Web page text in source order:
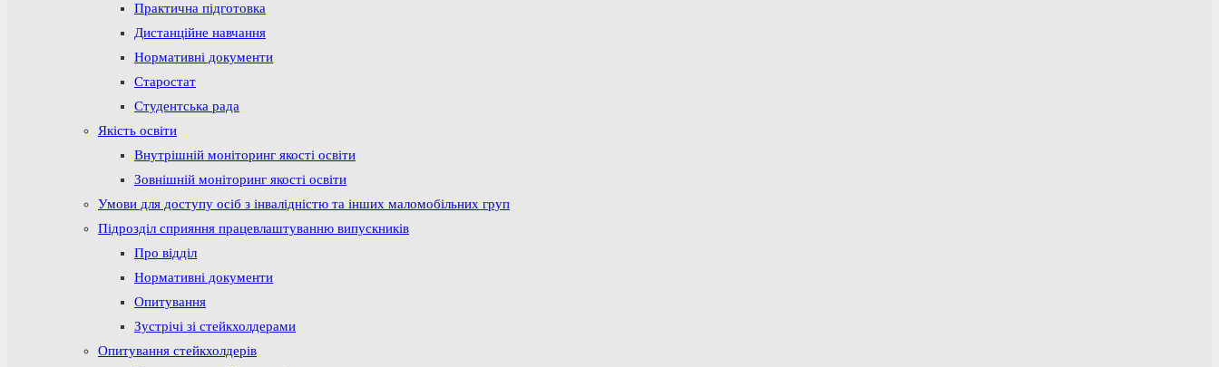
Практична підготовка
Дистанційне навчання
Нормативні документи
Старостат
Студентська рада
Якість освіти
Внутрішній моніторинг якості освіти
Зовнішній моніторинг якості освіти
Умови для доступу осіб з інвалідністю та інших маломобільних груп
Підрозділ сприяння працевлаштуванню випускників
Про відділ
Нормативні документи
Опитування
Зустрічі зі стейкхолдерами
Опитування стейкхолдерів